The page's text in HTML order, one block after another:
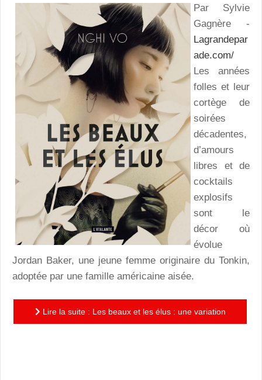
Par Sylvie
Gagnère -
Lagrandepar
ade.com/
Les années
folles et leur
cortège de
soirées
décadentes,
d’amours
libres et de
cocktails
explosifs
sont le
décor où
évolue
Jordan Baker, une jeune femme originaire du Tonkin,
adoptée par une famille américaine aisée.
Lire la suite : Les beaux et les élus : une variation